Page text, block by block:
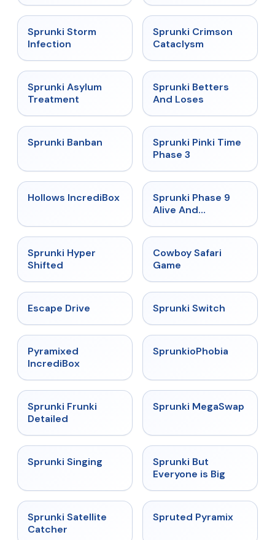
★
Sprunki Storm
Infection
★ 4.7
Sprunki Crimson
Cataclysm
★
Sprunki Asylum
Treatment
★
Sprunki Betters
And Loses
★
Sprunki Banban ★ 4.9
Sprunki Pinki Time
Phase 3
★ 4.3
Hollows IncrediBox ★
Sprunki Phase 9
Alive And
Sprunki Hyper
Shifted
Cowboy Safari
Game
Escape Drive ★
Sprunki Switch
Pyramixed
IncrediBox
★
SprunkioPhobia
★
Sprunki Frunki
Detailed
★ 4.5
Sprunki MegaSwap
★
Sprunki Singing
Sprunki But
Everyone is Big
★ 4.4
Sprunki Satellite
Catcher
★ 4.9
Spruted Pyramix